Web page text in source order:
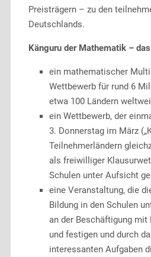
Preisträgern – zu den
Deutschlands.
Känguru der Mathematik –
ein mathematischer
Wettbewerb für rund 6
etwa 100 Ländern
ein Wettbewerb, der
3. Donnerstag im März
Teilnehmerländern
als freiwilliger
Schulen unter Aufsicht
eine Veranstaltung, die
Bildung in den Schulen
an der Beschäftigung
und festigen und durch
interessanten Aufgaben